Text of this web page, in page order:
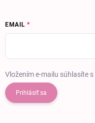
EMAIL
Vložením e-mailu súhlasíte s
Prihlásiť sa